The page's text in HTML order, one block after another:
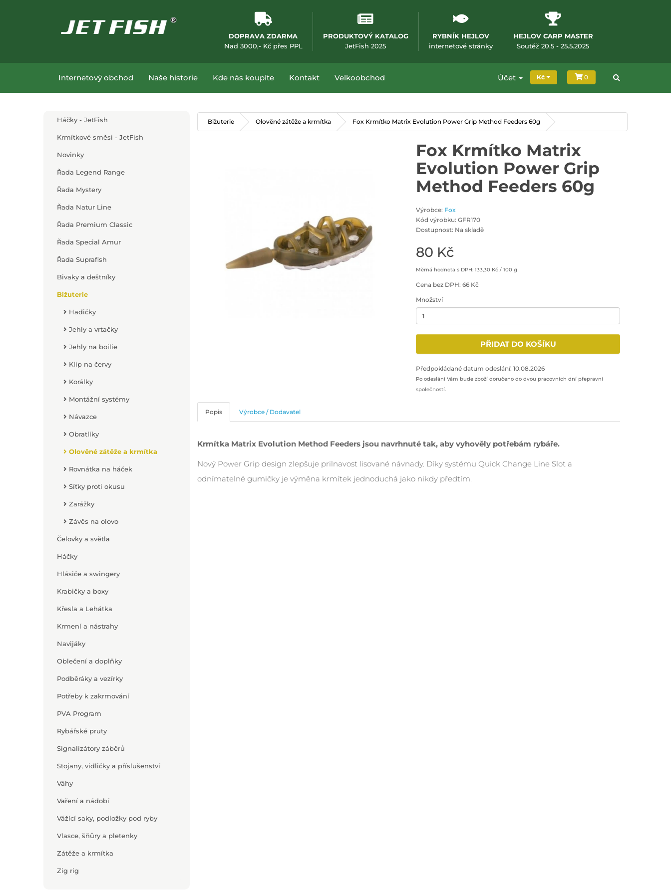
DOPRAVA ZDARMA
Nad 3000,- Kč přes PPL
PRODUKTOVÝ KATALOG
JetFish 2025(otevře se v novém okně)
RYBNÍK HEJLOV
internetové stránky(otevře se v novém okně)
HEJLOV CARP MASTER
Soutěž 20.5 - 25.5.2025(otevře se v novém
Internetový obchod Naše historie Kde nás koupíte Kontakt Velkoobchod Účet Kč 0
Přejít na hlavní obsah
Háčky - JetFish
Krmítkové směsi - JetFish
Novinky
Řada Legend Range
Řada Mystery
Řada Natur Line
Řada Premium Classic
Řada Special Amur
Řada Suprafish
Bivaky a deštníky
Bižuterie
Hadičky
Jehly a vrtačky
Jehly na boilie
Klip na červy
Korálky
Montážní systémy
Návazce
Obratlíky
Olověné zátěže a krmítka
Rovnátka na háček
Síťky proti okusu
Zarážky
Závěs na olovo
Čelovky a světla
Háčky
Hlásiče a swingery
Krabičky a boxy
Křesla a Lehátka
Krmení a nástrahy
Navijáky
Oblečení a doplňky
Podběráky a vezírky
Potřeby k zakrmování
PVA Program
Rybářské pruty
Signalizátory záběrů
Stojany, vidličky a příslušenství
Váhy
Vaření a nádobí
Vážící saky, podložky pod ryby
Vlasce, šňůry a pletenky
Zátěže a krmítka
Zig rig
Bižuterie Olověné zátěže a krmítka Fox Krmítko Matrix Evolution Power Grip Method Feeders 60g
Fox Krmítko Matrix
Evolution Power Grip
Method Feeders 60g
Výrobce: Fox
Kód výrobku: GFR170
Dostupnost: Na skladě
80 Kč
Měrná hodnota s DPH: 133,30 Kč / 100 g
Cena bez DPH: 66 Kč
Množství
PŘIDAT DO KOŠÍKU
Předpokládané datum odeslání: 10.08.2026
Po odeslání Vám bude zboží doručeno do dvou pracovních dní přepravní
společností.
Popis Výrobce / Dodavatel
Krmítka Matrix Evolution Method Feeders jsou navrhnuté tak, aby vyhověly potřebám rybáře.
Nový Power Grip design zlepšuje prilnavost lisované návnady. Díky systému Quick Change Line Slot a
odnímatelné gumičky je výměna krmítek jednoduchá jako nikdy předtím.